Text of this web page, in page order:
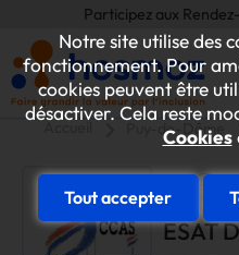
Notre site utilise des
fonctionnement. Pour
cookies peuvent être
désactiver. Cela reste
Cookies
Tout accepter
Participez aux Rendez-
Accueil Puy-de-Dôme
ESAT